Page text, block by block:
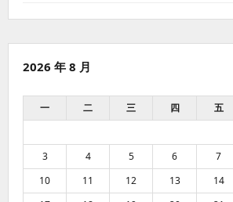
2026 年 8 月
一 二 三 四 五
3
4 5 6 7
10
11 12 13 14